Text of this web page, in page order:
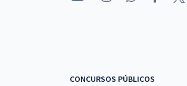
CONCURSOS PÚBLICOS